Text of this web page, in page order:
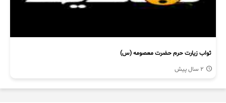
ثواب زیارت حرم حضرت معصومه (س)